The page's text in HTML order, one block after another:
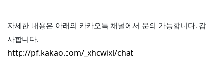
자세한 내용은 아래의 카카오톡 채널에서 문의 가능합니다. 감
사합니다.
http://pf.kakao.com/_xhcwixl/chat